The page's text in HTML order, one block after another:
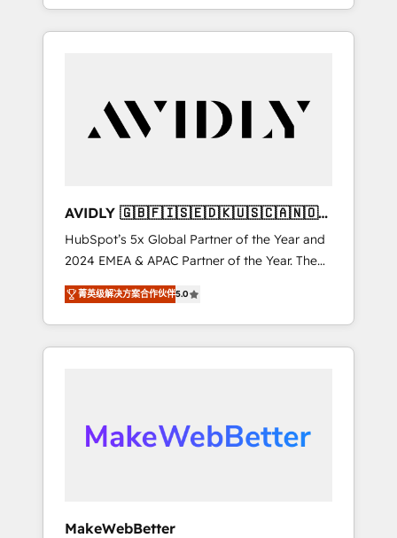
specialize in both strategic RevOps planning
and hands-on technical execution - building
Services - Managed IT (MSP) - Franchises -
Professional Services - And more! How we
Custom integrations and workflow
automation ✔️ User adoption programs,
training, and enablement Through project-
based engagements and ongoing RevOps
partnerships, we guide organizations through
the revenue maturity model - delivering the
right improvements at the right time so
AVIDLY 🇬🇧🇫🇮🇸🇪🇩🇰🇺🇸🇨🇦🇳🇴
🇩🇪🇦🇺🇳🇿
HubSpot’s 5x Global Partner of the Year and
2024 EMEA & APAC Partner of the Year. The
world’s most experienced and fully
accredited HubSpot Solutions Partner. 🚀
With 2,750+ HubSpot projects delivered and
370+ specialists across EMEA, APAC and NAM,
automation, we turn complexity into clarity,
human at global scale. 🏆 HubSpot’s CEO
菁英级解决方案合作伙伴5.0
MakeWebBetter